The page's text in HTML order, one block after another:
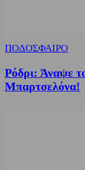
ΠΟΔΟΣΦΑΙΡΟ
Ρόδρι: Άναψε
Μπαρτσελόνα!